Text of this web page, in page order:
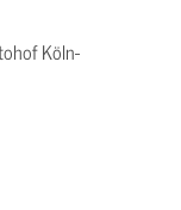
Köln-